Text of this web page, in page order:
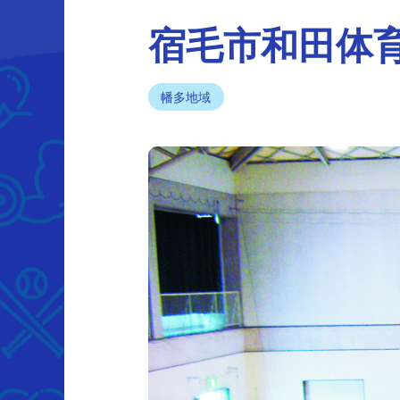
宿毛市和田体
幡多地域